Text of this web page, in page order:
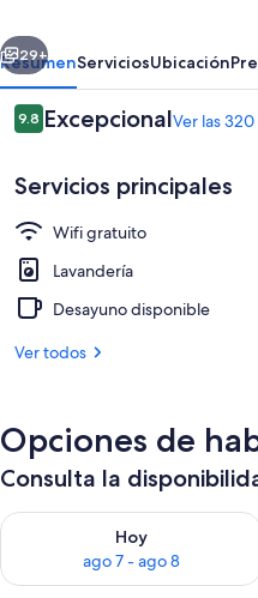
Siguiente
29+
ResumenServiciosUbicación
Opiniones
9.89.8 de 10,
ExcepcionalVer las
Servicios principales
Wifi gratuito
Lavandería
Desayuno disponible
Ver todos
Opciones de
Consulta la
Hoy
ago 7 - ago 8
Consulta la disponibilidad